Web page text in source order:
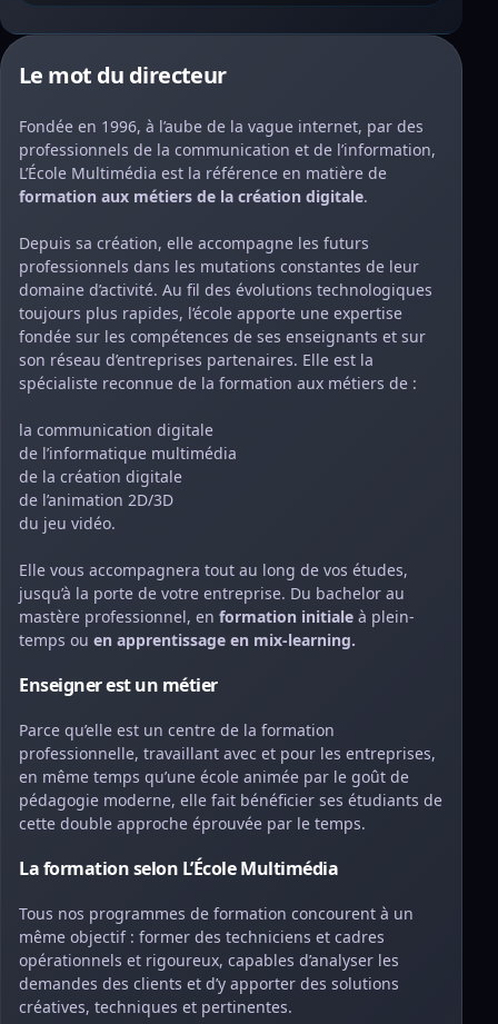
Le mot du directeur
Fondée en 1996, à l’aube de la vague internet, par des
professionnels de la communication et de l’information,
L’École Multimédia est la référence en matière de
formation aux métiers de la création digitale.
Depuis sa création, elle accompagne les futurs
professionnels dans les mutations constantes de leur
domaine d’activité. Au fil des évolutions technologiques
toujours plus rapides, l’école apporte une expertise
fondée sur les compétences de ses enseignants et sur
son réseau d’entreprises partenaires. Elle est la
spécialiste reconnue de la formation aux métiers de :
la communication digitale
de l’informatique multimédia
de la création digitale
de l’animation 2D/3D
du jeu vidéo.
Elle vous accompagnera tout au long de vos études,
jusqu’à la porte de votre entreprise. Du bachelor au
mastère professionnel, en formation initiale à plein-
temps ou en apprentissage en mix-learning.
Enseigner est un métier
Parce qu’elle est un centre de la formation
professionnelle, travaillant avec et pour les entreprises,
en même temps qu’une école animée par le goût de
pédagogie moderne, elle fait bénéficier ses étudiants de
cette double approche éprouvée par le temps.
La formation selon L’École Multimédia
Tous nos programmes de formation concourent à un
même objectif : former des techniciens et cadres
opérationnels et rigoureux, capables d’analyser les
demandes des clients et d’y apporter des solutions
créatives, techniques et pertinentes.